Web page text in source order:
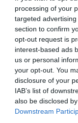
processing of your
targeted
section to confirm
opt-out request is
interest-based ads
us or personal
your opt-out. You
disclosure of your
IAB’s list of
also be disclosed
Downstream
θα ακολουθήσει
σταρ της techno
Παλαιστίνια dj-
συνεργασία με την
απελευθερωτικό
και ιστορίες
δημιουργική
Συντελεστές